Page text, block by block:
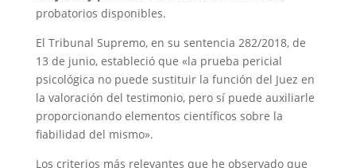
probatorios disponibles.
El Tribunal Supremo, en su sentencia 282/2018, de
13 de junio, estableció que «la prueba pericial
psicológica no puede sustituir la función del Juez en
la valoración del testimonio, pero sí puede auxiliarle
proporcionando elementos científicos sobre la
fiabilidad del mismo».
Los criterios más relevantes que he observado que